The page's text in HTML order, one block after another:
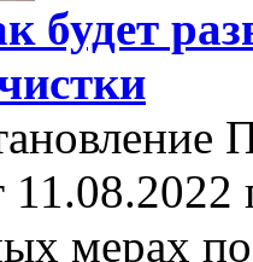
будет
мерах